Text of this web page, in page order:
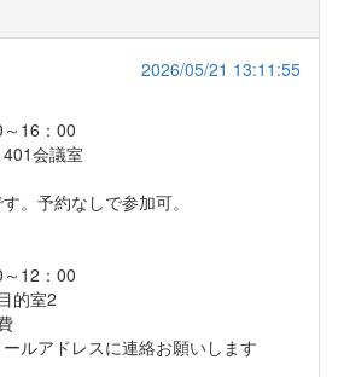
2026/05/21 13:11:55
16：00
会議室
。予約なしで参加可。
12：00
的室2
ルアドレスに連絡お願いします